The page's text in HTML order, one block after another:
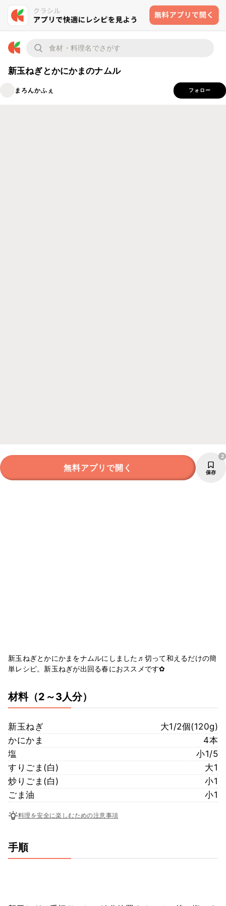
新玉ねぎとかにかまのナムル
まろんかふぇ フォロー
無料アプリで開く 保存
2
新玉ねぎとかにかまをナムルにしました♬切って和えるだけの簡
単レシピ。新玉ねぎが出回る春におススメです✿
材料（2～3人分）
新玉ねぎ
大1/2個(120g)
かにかま
4本
塩
小1/5
すりごま(白)
大1
炒りごま(白)
小1
ごま油
小1
料理を安全に楽しむための注意事項
手順